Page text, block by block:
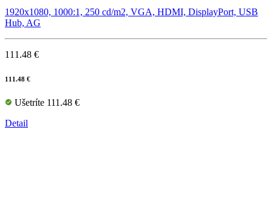
1920x1080, 1000:1, 250 cd/m2, VGA, HDMI, DisplayPort, USB
Hub, AG
111.48 €
111.48 €
Ušetríte 111.48 €
Detail